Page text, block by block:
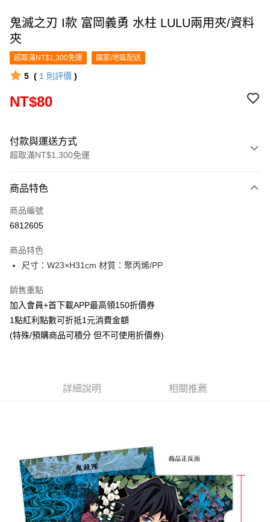
鬼滅之刃 I款 富岡義勇 水柱 LULU兩用夾/資料
夾
超取滿NT$1,300免運 國家/地區配送
5 ( 1 則評價 )
NT$80
付款與運送方式
超取滿NT$1,300免運
信用卡一次付款
超商取貨付款
Apple Pay
悠遊付
Google Pay
ATM付款
每筆NT$65，滿NT$1,300(含以上)免運費
(不開放使用，請勿選取）
每筆NT$9,999
7-11取貨付款
商品特色
商品編號
6812605
商品特色
尺寸：W23×H31cm 材質：聚丙烯/PP
銷售重點
加入會員+首下載APP最高領150折價券
1點紅利點數可折抵1元消費金額
(特殊/預購商品可積分 但不可使用折價券)
詳細說明 相關推薦